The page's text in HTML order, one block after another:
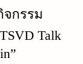
จกรรม
Talk